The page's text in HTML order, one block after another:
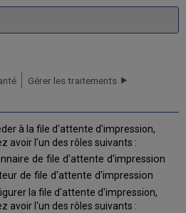
Gérer les traitements
à la file d'attente d'impression,
avoir l'un des rôles suivants :
de file d'attente d'impression
de file d'attente d'impression
la file d'attente d'impression,
avoir l'un des rôles suivants :